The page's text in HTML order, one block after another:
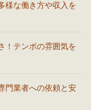
様な働き方や収入を
！テンポの雰囲気を
門業者への依頼と安